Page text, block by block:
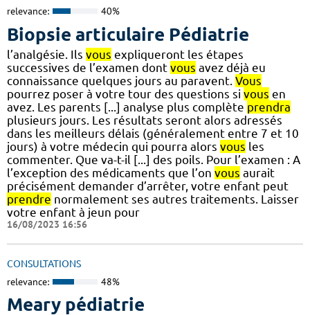
relevance: 40%
Biopsie articulaire Pédiatrie
l’analgésie. Ils vous expliqueront les étapes
successives de l’examen dont vous avez déjà eu
connaissance quelques jours au paravent. Vous
pourrez poser à votre tour des questions si vous en
avez. Les parents [...] analyse plus complète prendra
plusieurs jours. Les résultats seront alors adressés
dans les meilleurs délais (généralement entre 7 et 10
jours) à votre médecin qui pourra alors vous les
commenter. Que va-t-il [...] des poils. Pour l’examen : A
l’exception des médicaments que l’on vous aurait
précisément demander d’arrêter, votre enfant peut
prendre normalement ses autres traitements. Laisser
votre enfant à jeun pour
16/08/2023 16:56
CONSULTATIONS
relevance: 48%
Meary pédiatrie